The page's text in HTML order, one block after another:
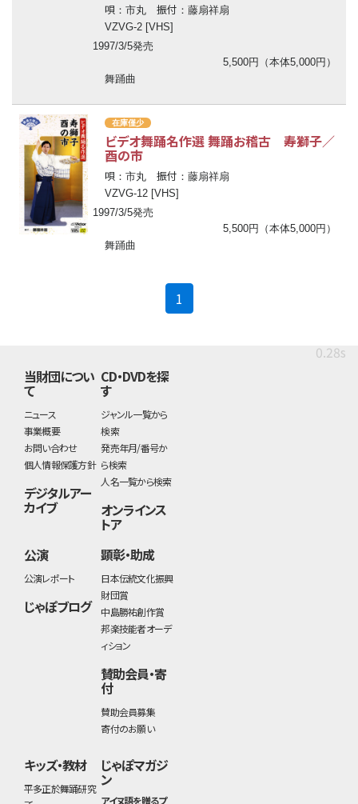
唄 ：市丸 振付 ：藤扇祥扇
VZVG-2 [VHS]
1997/3/5発売
5,500円（本体5,000円）
舞踊曲
在庫僅少
ビデオ舞踊名作選 舞踊お稽古 寿獅子／
酉の市
唄 ：市丸 振付 ：藤扇祥扇
VZVG-12 [VHS]
1997/3/5発売
5,500円（本体5,000円）
舞踊曲
1
0.28s
当財団につい
て
ニュース
事業概要
お問い合わせ
個人情報保護方針
デジタルアー
カイブ
CD・DVDを探
す
ジャンル一覧から
検索
発売年月/番号か
ら検索
人名一覧から検索
オンラインス
トア
公演
公演レポート
じゃぽブログ
顕彰・助成
日本伝統文化振興
財団賞
中島勝祐創作賞
邦楽技能者オーデ
ィション
賛助会員・寄
付
賛助会員募集
寄付のお願い
キッズ・教材
平多正於舞踊研究
じゃぽマガジ
ン
アイヌ語を贈るプ